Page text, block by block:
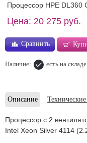
Процессор HPE DL360
Цена: 20 275 руб.
Сравнить
Наличие: есть на складе
Описание
Процессор с 2
Intel Xeon Silver 4114